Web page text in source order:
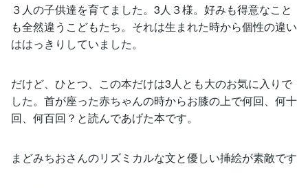
３人の子供達を育てました。3人３様。好みも得意なこと
も全然違うこどもたち。それは生まれた時から個性の違い
ははっきりしていました。
だけど、ひとつ、この本だけは3人とも大のお気に入りで
した。首が座った赤ちゃんの時からお膝の上で何回、何十
回、何百回？と読んであげた本です。
まどみちおさんのリズミカルな文と優しい挿絵が素敵です